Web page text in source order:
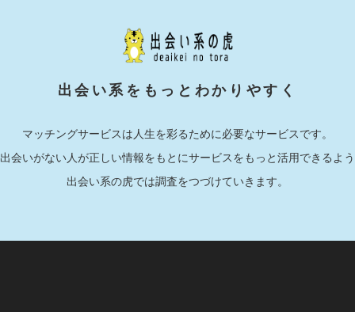
出会い系をもっとわかりやすく
マッチングサービスは人生を彩るために必要なサービスです。
出会いがない人が正しい情報をもとにサービスをもっと活用できるよう
出会い系の虎では調査をつづけていきます。